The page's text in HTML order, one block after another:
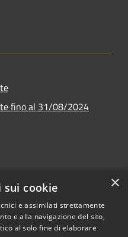
fino al 31/08/2024
×
cookie
e assimilati strettamente
e alla navigazione del sito,
al solo fine di elaborare